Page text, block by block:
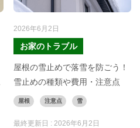
2026年6月2日
お家のトラブル
屋根の雪止めで落雪を防ごう！
雪止めの種類や費用・注意点
屋根 注意点 雪
最終更新日 : 2026年6月2日